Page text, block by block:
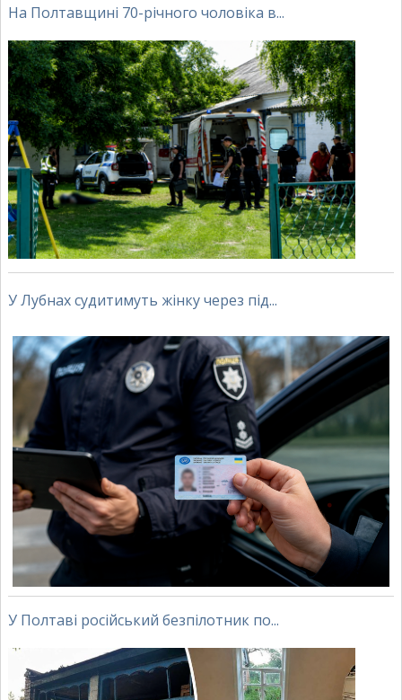
На Полтавщині 70-річного чоловіка в...
У Лубнах судитимуть жінку через під...
У Полтаві російський безпілотник по...